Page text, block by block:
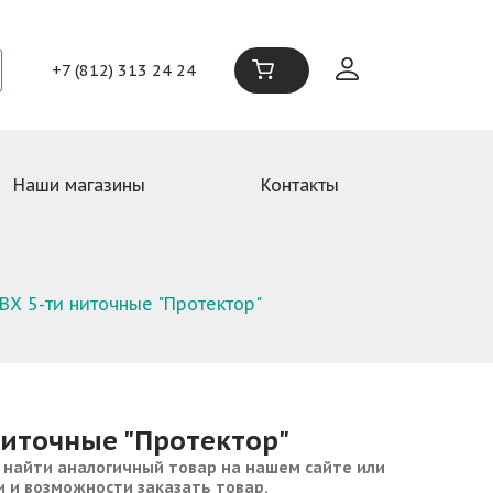
+7 (812) 313 24 24
Наши магазины Контакты
5-ти ниточные "Протектор"
"Протектор"
аналогичный товар на нашем сайте или
и возможности заказать товар.